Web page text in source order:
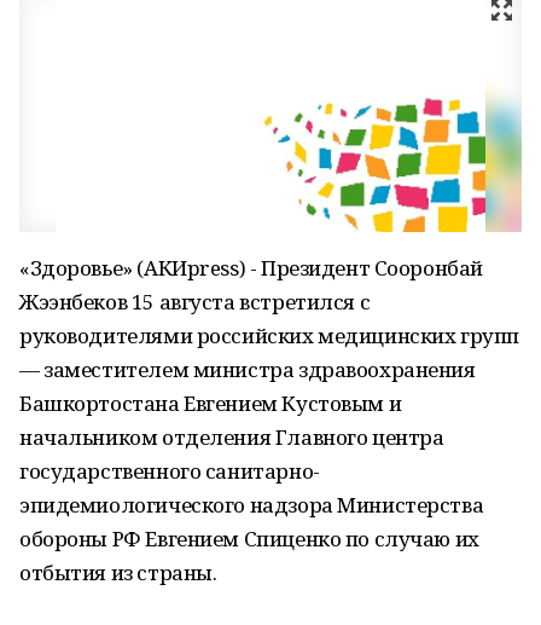
«Здоровье» (АКИpress) - Президент Сооронбай
Жээнбеков 15 августа встретился с
руководителями российских медицинских групп
— заместителем министра здравоохранения
Башкортостана Евгением Кустовым и
начальником отделения Главного центра
государственного санитарно-
эпидемиологического надзора Министерства
обороны РФ Евгением Спиценко по случаю их
отбытия из страны.